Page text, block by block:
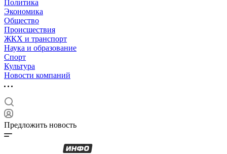
Политика
Экономика
Общество
Происшествия
ЖКХ и транспорт
Наука и образование
Спорт
Культура
Новости компаний
Предложить новость